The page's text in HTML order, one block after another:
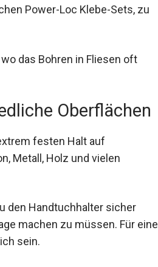
Power-Loc Klebe-Sets, zu
das Bohren in Fliesen oft
Oberflächen
festen Halt auf
Metall, Holz und vielen
den Handtuchhalter sicher
machen zu müssen. Für eine
sein.